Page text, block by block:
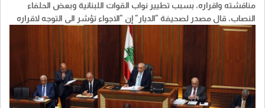
مناقشته واقراره، بسبب تطيير نواب القوات اللبنانية وبعض الحلفاء
النصاب، قال مصدر لصحيفة "الديار" إن "الاجواء تؤشر الى التوجه لاقراره
باكثرية كبيرة، في ضوء ما جرى مؤخرا".